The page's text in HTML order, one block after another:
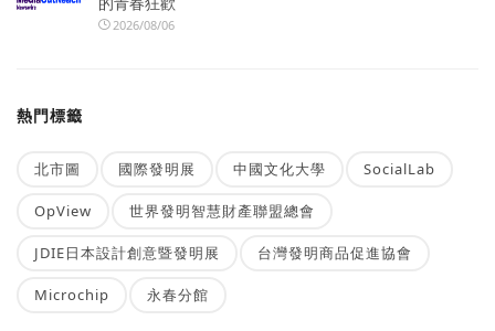
2026/08/06
熱門標籤
北市圖 國際發明展 中國文化大學 SocialLab
OpView 世界發明智慧財產聯盟總會
JDIE日本設計創意暨發明展 台灣發明商品促進協會
Microchip 永春分館